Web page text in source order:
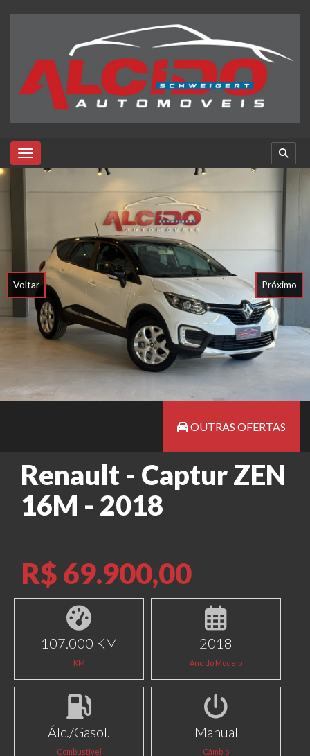
Toggle navigation
Voltar Próximo
OUTRAS OFERTAS
Renault - Captur ZEN
16M - 2018
R$ 69.900,00
107.000 KM
KM
2018
Ano do Modelo
Álc./Gasol.
Combustível
Manual
Câmbio